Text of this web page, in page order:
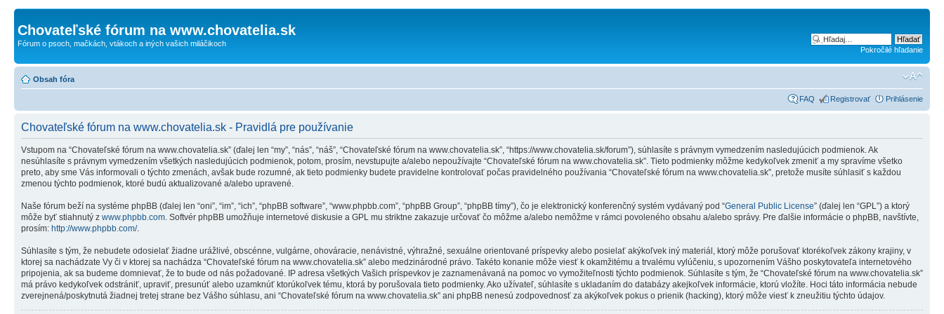
Chovateľské fórum na www.chovatelia.sk
Fórum o psoch, mačkách, vtákoch a iných vašich miláčikoch
Pokročilé hľadanie
Obsah fóra
FAQ Registrovať Prihlásenie
Chovateľské fórum na www.chovatelia.sk - Pravidlá pre používanie
Vstupom na “Chovateľské fórum na www.chovatelia.sk” (ďalej len “my”, “nás”, “náš”, “Chovateľské fórum na www.chovatelia.sk”, “https://www.chovatelia.sk/forum”), súhlasíte s právnym vymedzením nasledujúcich podmienok. Ak
nesúhlasíte s právnym vymedzením všetkých nasledujúcich podmienok, potom, prosím, nevstupujte a/alebo nepoužívajte “Chovateľské fórum na www.chovatelia.sk”. Tieto podmienky môžme kedykoľvek zmeniť a my spravíme všetko
preto, aby sme Vás informovali o týchto zmenách, avšak bude rozumné, ak tieto podmienky budete pravidelne kontrolovať počas pravidelného používania “Chovateľské fórum na www.chovatelia.sk”, pretože musíte súhlasiť s každou
zmenou týchto podmienok, ktoré budú aktualizované a/alebo upravené.
Naše fórum beží na systéme phpBB (ďalej len “oni”, “im”, “ich”, “phpBB software”, “www.phpbb.com”, “phpBB Group”, “phpBB tímy”), čo je elektronický konferenčný systém vydávaný pod “General Public License” (ďalej len “GPL”) a ktorý
môže byť stiahnutý z www.phpbb.com . Softvér phpBB umožňuje internetové diskusie a GPL mu striktne zakazuje určovať čo môžme a/alebo nemôžme v rámci povoleného obsahu a/alebo správy. Pre ďalšie informácie o phpBB, navštívte,
prosím: http://www.phpbb.com/.
Súhlasíte s tým, že nebudete odosielať žiadne urážlivé, obscénne, vulgárne, ohováracie, nenávistné, výhražné, sexuálne orientované príspevky alebo posielať akýkoľvek iný materiál, ktorý môže porušovať ktorékoľvek zákony krajiny, v
ktorej sa nachádzate Vy či v ktorej sa nachádza “Chovateľské fórum na www.chovatelia.sk” alebo medzinárodné právo. Takéto konanie môže viesť k okamžitému a trvalému vylúčeniu, s upozornením Vášho poskytovateľa internetového
pripojenia, ak sa budeme domnievať, že to bude od nás požadované. IP adresa všetkých Vašich príspevkov je zaznamenávaná na pomoc vo vymožiteľnosti týchto podmienok. Súhlasíte s tým, že “Chovateľské fórum na www.chovatelia.sk”
má právo kedykoľvek odstrániť, upraviť, presunúť alebo uzamknúť ktorúkoľvek tému, ktorá by porušovala tieto podmienky. Ako užívateľ, súhlasíte s ukladaním do databázy akejkoľvek informácie, ktorú vložíte. Hoci táto informácia nebude
zverejnená/poskytnutá žiadnej tretej strane bez Vášho súhlasu, ani “Chovateľské fórum na www.chovatelia.sk” ani phpBB nenesú zodpovednosť za akýkoľvek pokus o prienik (hacking), ktorý môže viesť k zneužitiu týchto údajov.